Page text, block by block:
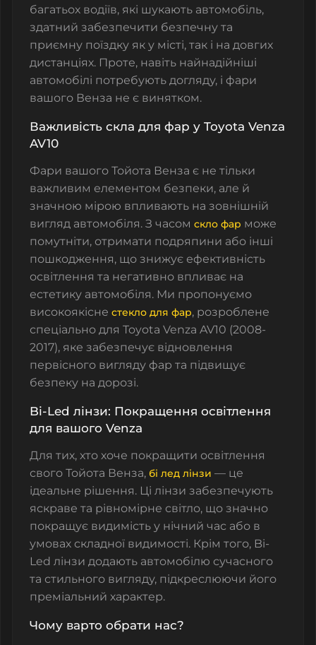
багатьох водіїв, які шукають автомобіль,
здатний забезпечити безпечну та
приємну поїздку як у місті, так і на довгих
дистанціях. Проте, навіть найнадійніші
автомобілі потребують догляду, і фари
вашого Венза не є винятком.
Важливість скла для фар у Toyota Venza
AV10
Фари вашого Тойота Венза є не тільки
важливим елементом безпеки, але й
значною мірою впливають на зовнішній
вигляд автомобіля. З часом скло фар може
помутніти, отримати подряпини або інші
пошкодження, що знижує ефективність
освітлення та негативно впливає на
естетику автомобіля. Ми пропонуємо
високоякісне стекло для фар, розроблене
спеціально для Toyota Venza AV10 (2008-
2017), яке забезпечує відновлення
первісного вигляду фар та підвищує
безпеку на дорозі.
Bi-Led лінзи: Покращення освітлення
для вашого Venza
Для тих, хто хоче покращити освітлення
свого Тойота Венза, бі лед лінзи — це
ідеальне рішення. Ці лінзи забезпечують
яскраве та рівномірне світло, що значно
покращує видимість у нічний час або в
умовах складної видимості. Крім того, Bi-
Led лінзи додають автомобілю сучасного
та стильного вигляду, підкреслюючи його
преміальний характер.
Чому варто обрати нас?